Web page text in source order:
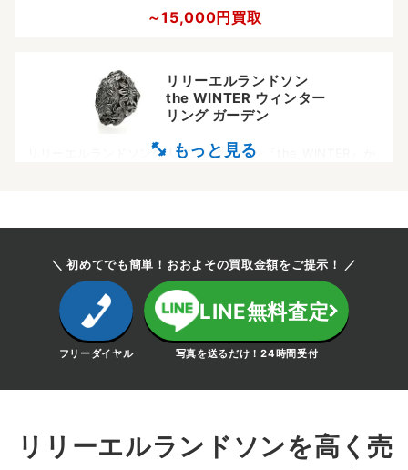
～15,000円買取
リリーエルランドソン
the WINTER ウィンター
リング ガーデン
リリーエルランドソンの人気コレクション『the WINTER』か
リリーエルランドソン
the SYMBOL 3rd
シンボル ペンダント
は高額査定の可能性も高くなりますので早めの売却をお勧めい
＼ 初めてでも簡単！おおよその買取金額をご提示！ ／
フリーダイヤル
LINE無料査定
写真を送るだけ！24時間受付
リリーエルランドソンを高く売